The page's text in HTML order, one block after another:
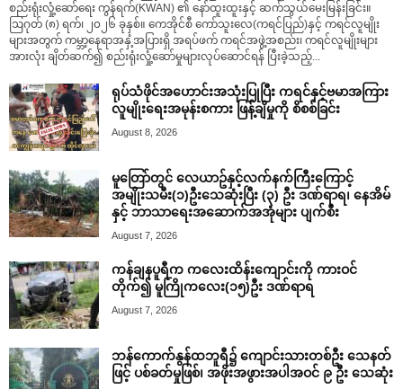
စည်းရုံးလှုံ့ဆော်ရေး ကွန်ရက်(KWAN) ၏ နော်ထူးထူးနှင့် ဆက်သွယ်မေးမြန်းခြင်း။
ဩဂုတ် (၈) ရက်၊ ၂၀၂၆ ခုနှစ်။ ကေအိုင်စီ ကော်သူးလေ(ကရင်ပြည်)နှင့် ကရင်လူမျိုး
များအတွက် ကမ္ဘာ့နေရာအနှံ့အပြားရှိ အရပ်ဖက် ကရင်အဖွဲ့အစည်း၊ ကရင်လူမျိုးများ
အားလုံး ချိတ်ဆက်၍ စည်းရုံးလှုံ့ဆော်မှုများလုပ်ဆောင်ရန် ပြီးခဲ့သည့်...
ရုပ်သံဖိုင်အဟောင်းအသုံးပြုပြီး ကရင်နှင့်ဗမာအကြား
လူမျိုးရေးအမုန်းစကား ဖြန့်ချိမှုကို စိစစ်ခြင်း
August 8, 2026
မူတြော်တွင် လေယာဥ်နှင့်လက်နက်ကြီးကြောင့်
အမျိုးသမီး(၁)ဦးသေဆုံးပြီး (၃) ဦး ဒဏ်ရာရ၊ နေအိမ်
နှင့် ဘာသာရေးအဆောက်အအုံများ ပျက်စီး
August 7, 2026
ကန်ချနပူရီက ကလေးထိန်းကျောင်းကို ကားဝင်
တိုက်၍ မူကြိုကလေး(၁၅)ဦး ဒဏ်ရာရ
August 7, 2026
ဘန်ကောက်နွန်ထဘူရီ၌ ကျောင်းသားတစ်ဦး သေနတ်
ဖြင့် ပစ်ခတ်မှုဖြစ်၊ အဖိုးအဖွားအပါအဝင် ၉ ဦး သေဆုံး